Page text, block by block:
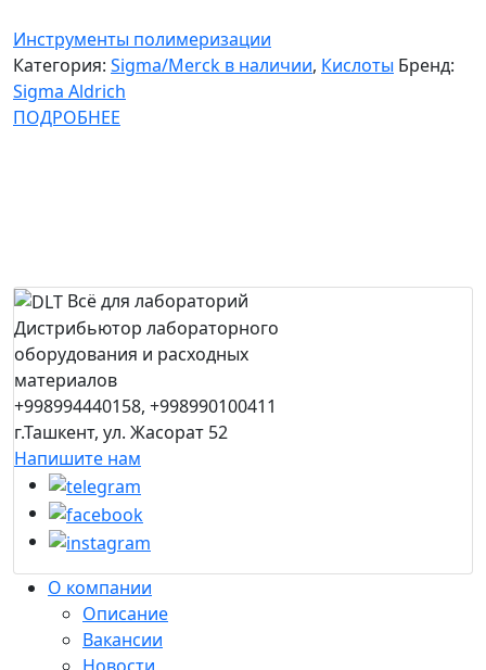
Инструменты полимеризации
Категория: Sigma/Merck в наличии, Кислоты Бренд:
Sigma Aldrich
ПОДРОБНЕЕ
Всё для лабораторий
Дистрибьютор лабораторного
оборудования и расходных
материалов
+998994440158, +998990100411
г.Ташкент, ул. Жасорат 52
Напишите нам
О компании
Описание
Вакансии
Новости